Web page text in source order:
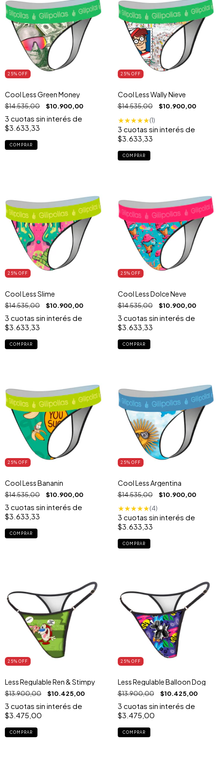
25% OFF
Cool Less Green Money
$14.535,00 $10.900,00
3 cuotas sin interés de
$3.633,33
COMPRAR
25% OFF
Cool Less Wally Nieve
$14.535,00 $10.900,00
★★★★★(1)
3 cuotas sin interés de
$3.633,33
COMPRAR
25% OFF
Cool Less Slime
$14.535,00 $10.900,00
3 cuotas sin interés de
$3.633,33
COMPRAR
25% OFF
Cool Less Dolce Neve
$14.535,00 $10.900,00
3 cuotas sin interés de
$3.633,33
COMPRAR
25% OFF
Cool Less Bananin
$14.535,00 $10.900,00
3 cuotas sin interés de
$3.633,33
COMPRAR
25% OFF
Cool Less Argentina
$14.535,00 $10.900,00
★★★★★(4)
3 cuotas sin interés de
$3.633,33
COMPRAR
25% OFF
Less Regulable Ren & Stimpy
$13.900,00 $10.425,00
3 cuotas sin interés de
$3.475,00
COMPRAR
25% OFF
Less Regulable Balloon Dog
$13.900,00 $10.425,00
3 cuotas sin interés de
$3.475,00
COMPRAR